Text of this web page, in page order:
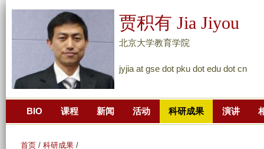
主
贾积有 Jia Jiyou
北京大学教育学院
jyjia at gse dot pku dot edu dot cn
BIO 课程 新闻 活动 科研成果 演讲
首页 / 科研成果 /